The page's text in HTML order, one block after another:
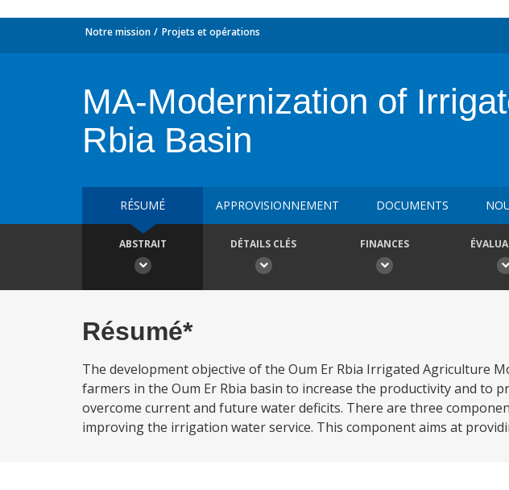
Notre mission Projets et opérations
MA-Modernization of
Rbia Basin
RÉSUMÉ APPROVISIONNEMENT DOCUMENTS
ABSTRAIT DÉTAILS CLÉS FINANCES
Résumé*
The development objective of the Oum Er Rbia Irrigated Agriculture
farmers in the Oum Er Rbia basin to increase the productivity and to
overcome current and future water deficits. There are three
improving the irrigation water service. This component aims at